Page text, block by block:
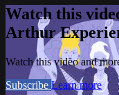
Watch this
Arthur
Watch this video and
Subscribe Learn more